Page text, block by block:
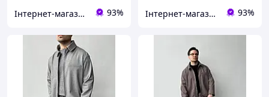
Інтернет-магазин Look 100 Clothes 93% Інтернет-магазин Look 100 Clothes 93%